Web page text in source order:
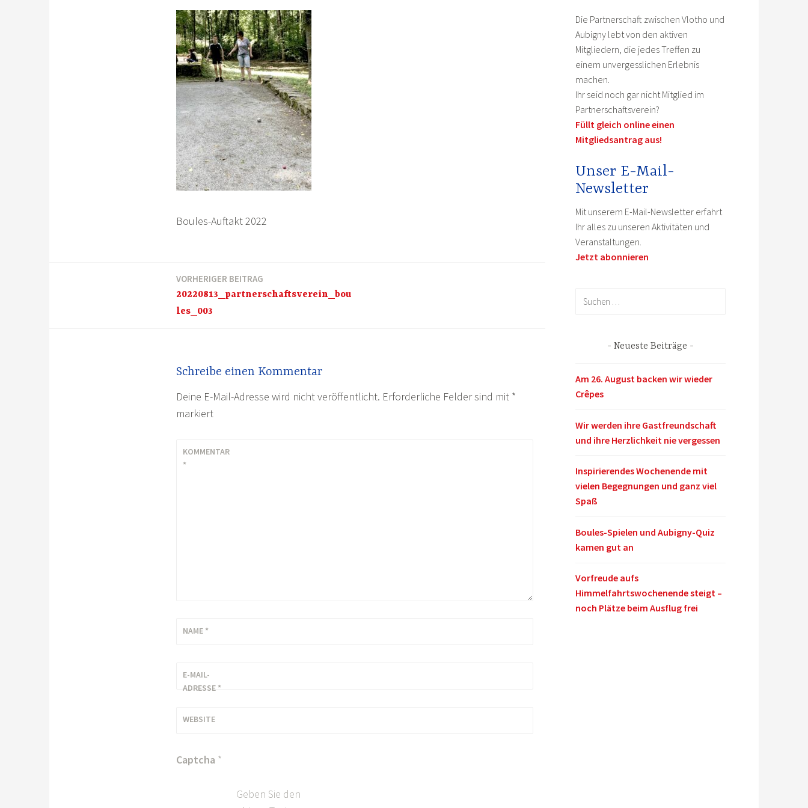
Boules-Auftakt 2022
BeitragsnavigationVORHERIGER BEITRAG
20220813_partnerschaftsverein_bou
les_003
Schreibe einen Kommentar
Deine E-Mail-Adresse wird nicht veröffentlicht. Erforderliche Felder sind mit *
markiert
KOMMENTAR
*
NAME *
E-MAIL-
ADRESSE *
WEBSITE
Captcha *
Geben Sie den
Die Partnerschaft zwischen Vlotho und
Aubigny lebt von den aktiven
Mitgliedern, die jedes Treffen zu
einem unvergesslichen Erlebnis
machen.
Ihr seid noch gar nicht Mitglied im
Partnerschaftsverein?
Füllt gleich online einen
Mitgliedsantrag aus!
Unser E-Mail-
Newsletter
Mit unserem E-Mail-Newsletter erfahrt
Ihr alles zu unseren Aktivitäten und
Veranstaltungen.
Jetzt abonnieren
Neueste Beiträge
Am 26. August backen wir wieder
Crêpes
Wir werden ihre Gastfreundschaft
und ihre Herzlichkeit nie vergessen
Inspirierendes Wochenende mit
vielen Begegnungen und ganz viel
Spaß
Boules-Spielen und Aubigny-Quiz
kamen gut an
Vorfreude aufs
Himmelfahrtswochenende steigt –
noch Plätze beim Ausflug frei